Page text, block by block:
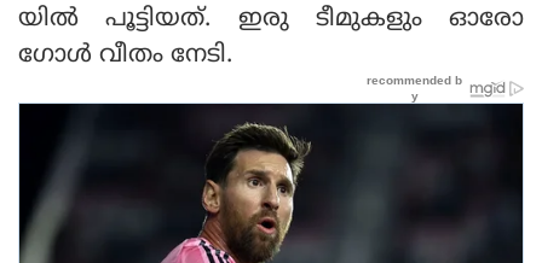
യിൽ പൂട്ടിയത്. ഇരു ടീമുകളും ഓരോ
ഗോൾ വീതം നേടി.